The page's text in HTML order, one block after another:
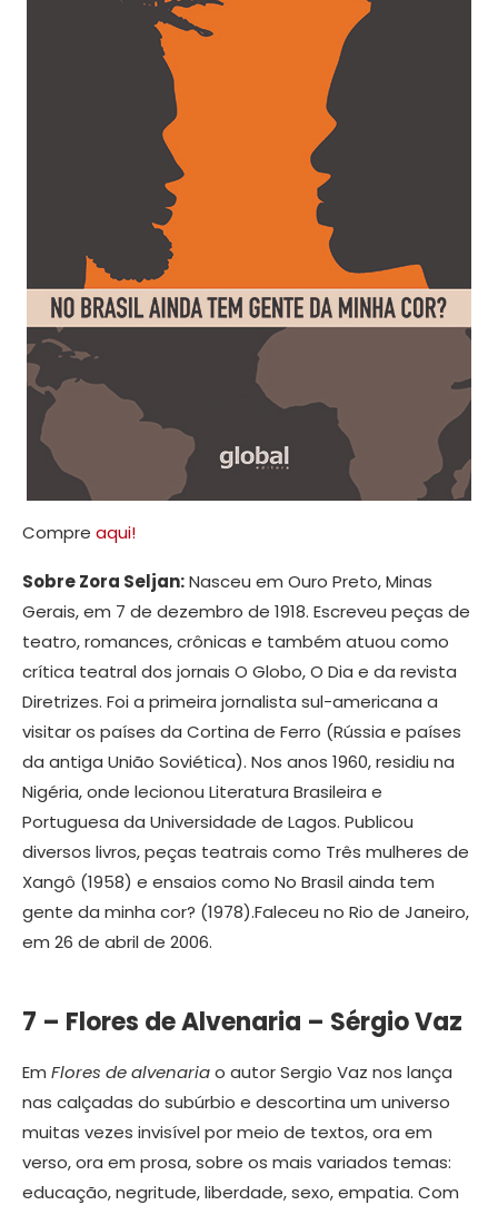
Compre aqui!
Sobre Zora Seljan:Nasceu em Ouro Preto, Minas
Gerais, em 7 de dezembro de 1918. Escreveu peças de
teatro, romances, crônicas e também atuou como
crítica teatral dos jornais O Globo, O Dia e da revista
Diretrizes. Foi a primeira jornalista sul-americana a
visitar os países da Cortina de Ferro (Rússia e países
da antiga União Soviética). Nos anos 1960, residiu na
Nigéria, onde lecionou Literatura Brasileira e
Portuguesa da Universidade de Lagos. Publicou
diversos livros, peças teatrais como Três mulheres de
Xangô (1958) e ensaios como No Brasil ainda tem
gente da minha cor? (1978).Faleceu no Rio de Janeiro,
em 26 de abril de 2006.
7 – Flores de Alvenaria – Sérgio Vaz
Em Flores de alvenariao autor Sergio Vaz nos lança
nas calçadas do subúrbio e descortina um universo
muitas vezes invisível por meio de textos, ora em
verso, ora em prosa, sobre os mais variados temas:
educação, negritude, liberdade, sexo, empatia. Com